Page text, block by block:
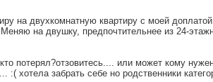
на двухкомнатную квартиру с моей
на двушку, предпочтительнее из 24-
потерял?отзовитесь.... или может кому
:( хотела забрать себе но родственники